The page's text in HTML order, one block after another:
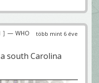
több mint 6 éve
— WHO
south Carolina